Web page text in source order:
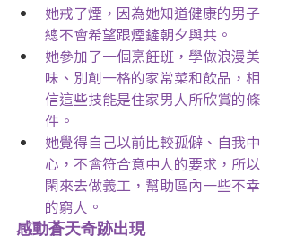
她戒了煙，因為她知道健康的男子
總不會希望跟煙鏟朝夕與共。
她參加了一個烹飪班，學做浪漫美
味、別創一格的家常菜和飲品，相
信這些技能是住家男人所欣賞的條
件。
她覺得自己以前比較孤僻、自我中
心，不會符合意中人的要求，所以
閑來去做義工，幫助區內一些不幸
的窮人。
感動蒼天奇跡出現